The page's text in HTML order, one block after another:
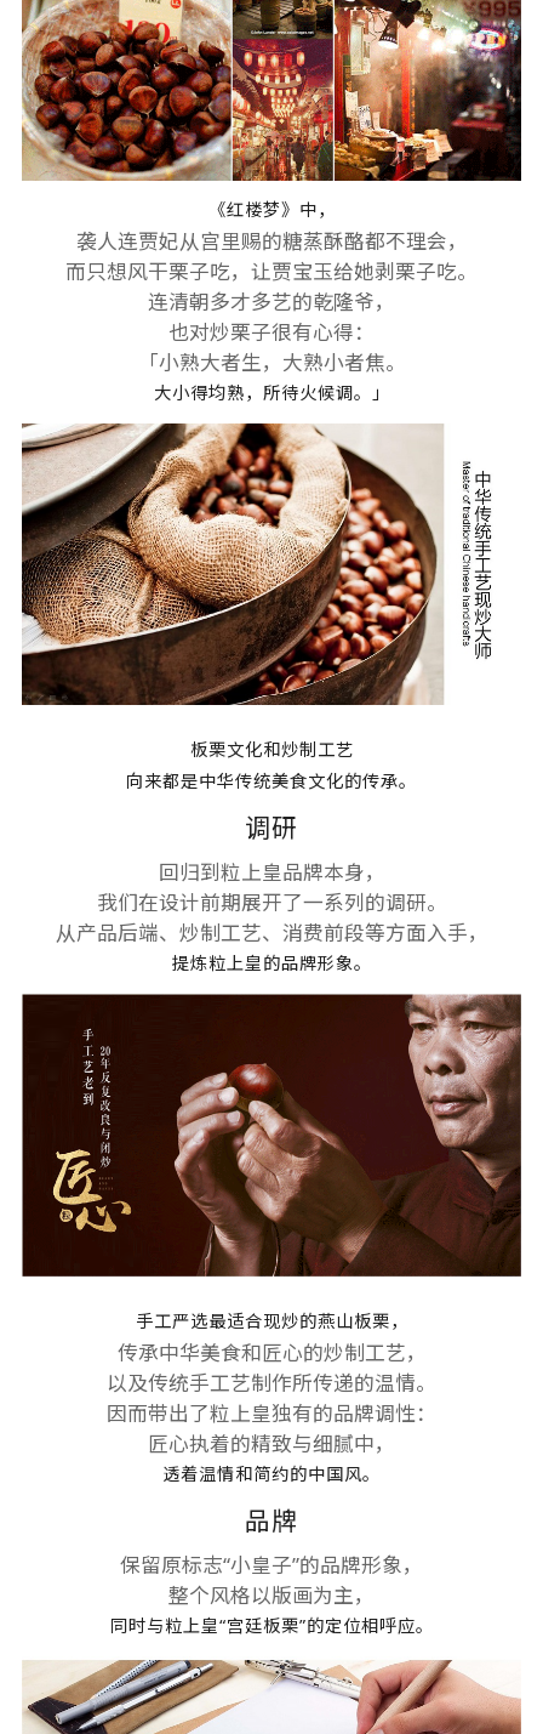
《红楼梦》中，
袭人连贾妃从宫里赐的糖蒸酥酪都不理会，
而只想风干栗子吃，让贾宝玉给她剥栗子吃。
连清朝多才多艺的乾隆爷，
也对炒栗子很有心得：
「小熟大者生，大熟小者焦。
大小得均熟，所待火候调。」
板栗文化和炒制工艺
向来都是中华传统美食文化的传承。
调研
回归到粒上皇品牌本身，
我们在设计前期展开了一系列的调研。
从产品后端、炒制工艺、消费前段等方面入手，
提炼粒上皇的品牌形象。
手工严选最适合现炒的燕山板栗，
传承中华美食和匠心的炒制工艺，
以及传统手工艺制作所传递的温情。
因而带出了粒上皇独有的品牌调性：
匠心执着的精致与细腻中，
透着温情和简约的中国风。
品牌
保留原标志“小皇子”的品牌形象，
整个风格以版画为主，
同时与粒上皇“宫廷板栗”的定位相呼应。